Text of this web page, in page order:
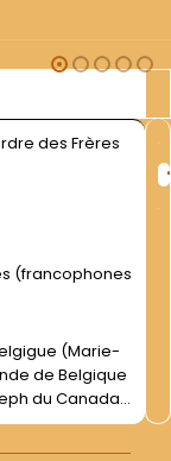
des Frères
(francophones
de Belgique
du Canada.
carton. -